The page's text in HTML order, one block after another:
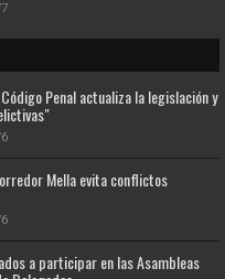
Penal actualiza la legislación y
Mella evita conflictos
a participar en las Asambleas